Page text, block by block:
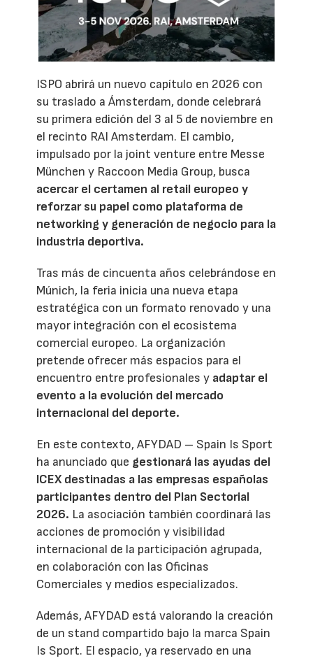
ISPO abrirá un nuevo capítulo en 2026 con
su traslado a Ámsterdam, donde celebrará
su primera edición del 3 al 5 de noviembre en
el recinto RAI Amsterdam. El cambio,
impulsado por la joint venture entre Messe
München y Raccoon Media Group, busca
acercar el certamen al retail europeo y
reforzar su papel como plataforma de
networking y generación de negocio para la
industria deportiva.
Tras más de cincuenta años celebrándose en
Múnich, la feria inicia una nueva etapa
estratégica con un formato renovado y una
mayor integración con el ecosistema
comercial europeo. La organización
pretende ofrecer más espacios para el
encuentro entre profesionales y adaptar el
evento a la evolución del mercado
internacional del deporte.
En este contexto, AFYDAD – Spain Is Sport
ha anunciado que gestionará las ayudas del
ICEX destinadas a las empresas españolas
participantes dentro del Plan Sectorial
2026. La asociación también coordinará las
acciones de promoción y visibilidad
internacional de la participación agrupada,
en colaboración con las Oficinas
Comerciales y medios especializados.
Además, AFYDAD está valorando la creación
de un stand compartido bajo la marca Spain
Is Sport. El espacio, ya reservado en una